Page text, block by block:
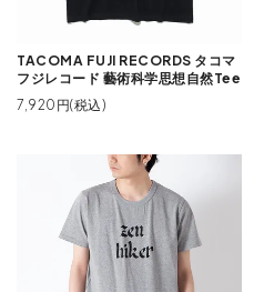
TACOMA FUJI RECORDS タコマ
フジレコード 藝術科学思想自然Tee
7,920円(税込)